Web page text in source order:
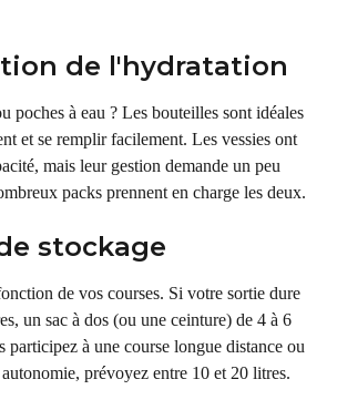
de l'hydratation
poches à eau ? Les bouteilles sont idéales
et se remplir facilement. Les vessies ont
mais leur gestion demande un peu
packs prennent en charge les deux.
stockage
de vos courses. Si votre sortie dure
un sac à dos (ou une ceinture) de 4 à 6
participez à une course longue distance ou
prévoyez entre 10 et 20 litres.